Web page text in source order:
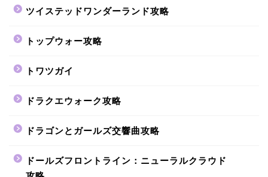
ツイステッドワンダーランド攻略
トップウォー攻略
トワツガイ
ドラクエウォーク攻略
ドラゴンとガールズ交響曲攻略
ドールズフロントライン：ニューラルクラウド